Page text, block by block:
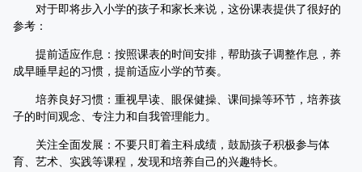
对于即将步入小学的孩子和家长来说，这份课表提供了很好的
参考：
提前适应作息：按照课表的时间安排，帮助孩子调整作息，养
成早睡早起的习惯，提前适应小学的节奏。
培养良好习惯：重视早读、眼保健操、课间操等环节，培养孩
子的时间观念、专注力和自我管理能力。
关注全面发展：不要只盯着主科成绩，鼓励孩子积极参与体
育、艺术、实践等课程，发现和培养自己的兴趣特长。